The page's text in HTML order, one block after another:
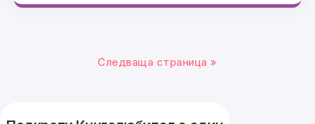
Следваща страница »